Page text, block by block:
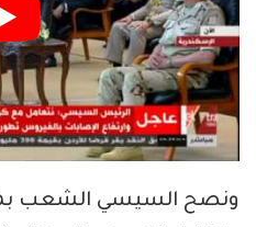
ونصح السيسي الشعب